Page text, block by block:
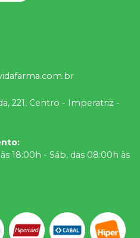
221, Centro - Imperatriz -
:
18:00h - Sáb, das 08:00h às